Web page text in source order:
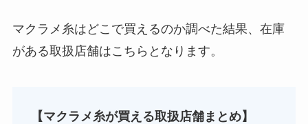
買える？
マクラメ糸はどこで買えるのか調べた結果、在庫
がある取扱店舗はこちらとなります。
【マクラメ糸が買える取扱店舗まとめ】